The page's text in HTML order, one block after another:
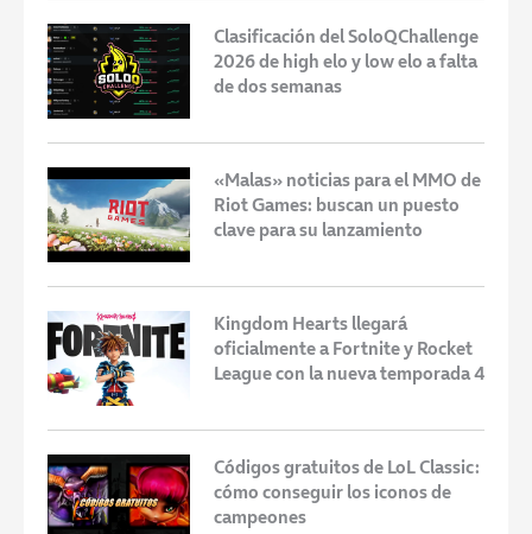
Clasificación del SoloQChallenge
2026 de high elo y low elo a falta
de dos semanas
«Malas» noticias para el MMO de
Riot Games: buscan un puesto
clave para su lanzamiento
Kingdom Hearts llegará
oficialmente a Fortnite y Rocket
League con la nueva temporada 4
Códigos gratuitos de LoL Classic:
cómo conseguir los iconos de
campeones